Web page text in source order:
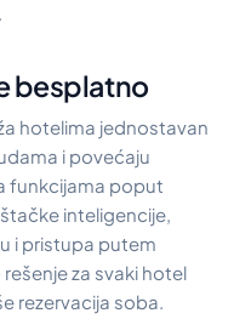
besplatno
hotelima jednostavan
i povećaju
funkcijama poput
inteligencije,
i pristupa putem
za svaki hotel
rezervacija soba.